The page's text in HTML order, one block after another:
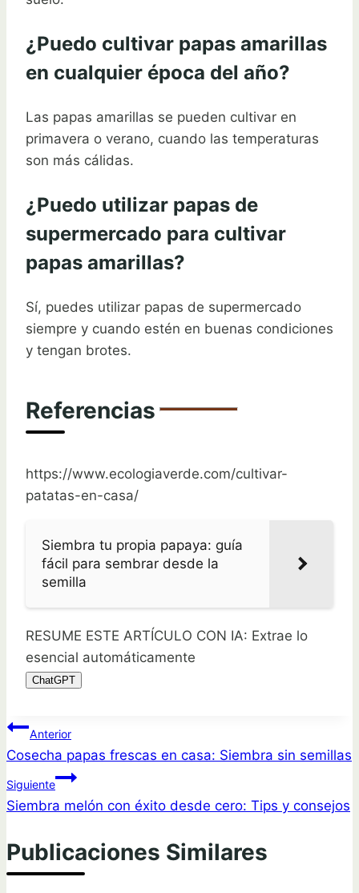
¿Puedo cultivar papas amarillas
en cualquier época del año?
Las papas amarillas se pueden cultivar en
primavera o verano, cuando las temperaturas
son más cálidas.
¿Puedo utilizar papas de
supermercado para cultivar
papas amarillas?
Sí, puedes utilizar papas de supermercado
siempre y cuando estén en buenas condiciones
y tengan brotes.
Referencias
https://www.ecologiaverde.com/cultivar-
patatas-en-casa/
Siembra tu propia papaya: guía
fácil para sembrar desde la
semilla
RESUME ESTE ARTÍCULO CON IA: Extrae lo
esencial automáticamente
ChatGPT
Navegación
de
entradas
Anterior
Cosecha papas frescas en casa: Siembra sin semillas
Siguiente
Siembra melón con éxito desde cero: Tips y consejos
Publicaciones Similares